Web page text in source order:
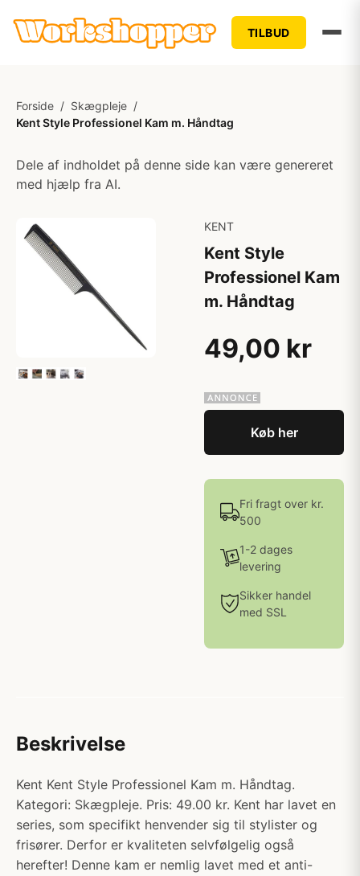
TILBUD
Forside / Skægpleje /
Kent Style Professionel Kam m. Håndtag
Dele af indholdet på denne side kan være genereret
med hjælp fra AI.
KENT
Kent Style
Professionel Kam
m. Håndtag
49,00 kr
Køb her
Fri fragt over kr.
500
1-2 dages
levering
Sikker handel
med SSL
Beskrivelse
Kent Kent Style Professionel Kam m. Håndtag.
Kategori: Skægpleje. Pris: 49.00 kr. Kent har lavet en
series, som specifikt henvender sig til stylister og
frisører. Derfor er kvaliteten selvfølgelig også
herefter! Denne kam er nemlig lavet med et anti-